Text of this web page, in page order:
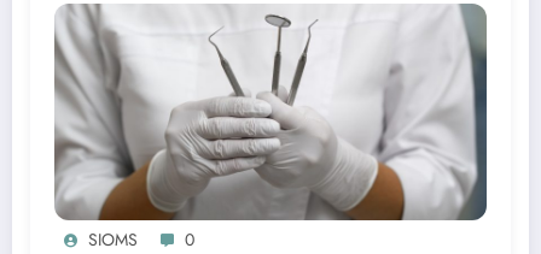
SIOMS 0